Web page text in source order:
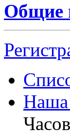
Общие
Наша